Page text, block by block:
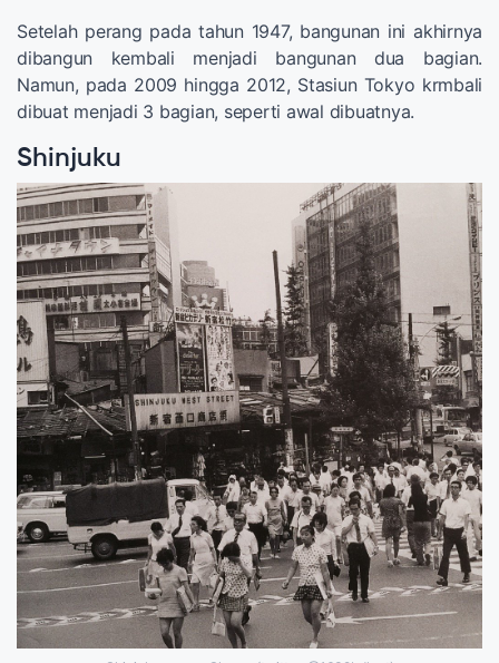
Setelah perang pada tahun 1947, bangunan ini akhirnya
dibangun kembali menjadi bangunan dua bagian.
Namun, pada 2009 hingga 2012, Stasiun Tokyo krmbali
dibuat menjadi 3 bagian, seperti awal dibuatnya.
Shinjuku